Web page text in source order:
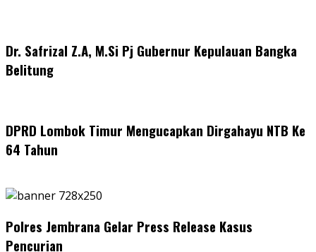
Dr. Safrizal Z.A, M.Si Pj Gubernur Kepulauan Bangka
Belitung
DPRD Lombok Timur Mengucapkan Dirgahayu NTB Ke
64 Tahun
Polres Jembrana Gelar Press Release Kasus
Pencurian